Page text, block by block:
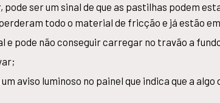
ser um sinal de que as pastilhas podem
todo o material de fricção e já estão
e pode não conseguir carregar no travão a
aviso luminoso no painel que indica que a